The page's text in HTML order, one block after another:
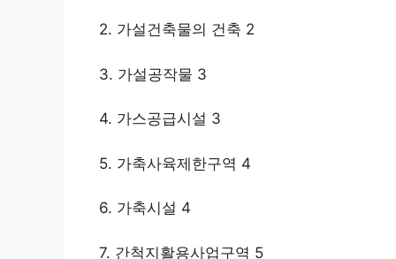
2. 가설건축물의 건축 2
3. 가설공작물 3
4. 가스공급시설 3
5. 가축사육제한구역 4
6. 가축시설 4
7. 간척지활용사업구역 5